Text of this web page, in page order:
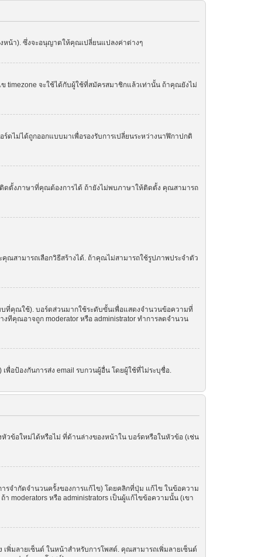
น้า). ซึ่งจะอนุญาตให้คุณเปลี่ยนแปลงค่าต่างๆ
timezone จะใช้ได้กับผู้ใช้ที่สมัครสมาชิกแล้วเท่านั้น ถ้าคุณยังไม่
ดไม่ได้ถูกออกแบบมาเพื่อรองรับการเปลี่ยนระหว่างนาฬิกาปกติ
ดตั้งภาษาที่คุณต้องการได้ ถ้ายังไม่พบภาษาให้ติดตั้ง คุณสามารถ
สามารถเลือกวิธีสร้างได้. ถ้าคุณไม่สามารถใช้รูปภาพประจำตัว
คุณใช้). บอร์ดส่วนมากใช้ระดับขั้นเพื่อแสดงจำนวนข้อความที่
ทีคุณอาจถูก moderator หรือ administrator ทำการลดจำนวน
อป้องกันการส่ง email รบกวนผู้อื่น โดยผู้ใช้ที่ไม่ระบุชื่อ.
ข้อใหม่ได้หรือไม่ ที่ด้านล่างของหน้าใน บอร์ดหรือในหัวข้อ (เช่น
จำกัดจำนวนครั้งของการแก้ไข) โดยคลิกที่ปุ่ม แก้ไข ในข้อความ
หรือ administrators เป็นผู้แก้ไขข้อความนั้น (เขา
มลายเซ็นต์ ในหน้าสำหรับการโพสต์. คุณสามารถเพิ่มลายเซ็นต์